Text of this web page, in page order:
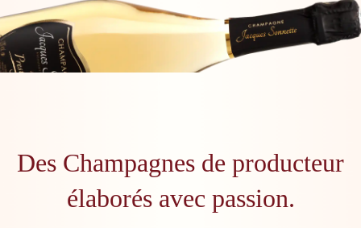
Des Champagnes de producteur
élaborés avec passion.